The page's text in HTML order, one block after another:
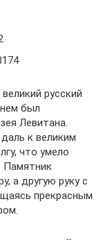
русский
был
Левитана.
к великим
что умело
Памятник
а другую руку с
прекрасным